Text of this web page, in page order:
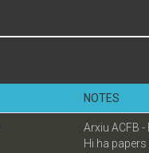
NOTES
Arxiu ACFB
Hi ha